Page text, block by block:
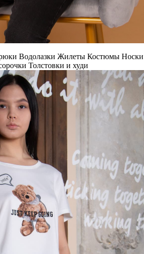
Водолазки Жилеты Костюмы Носки
Толстовки и худи